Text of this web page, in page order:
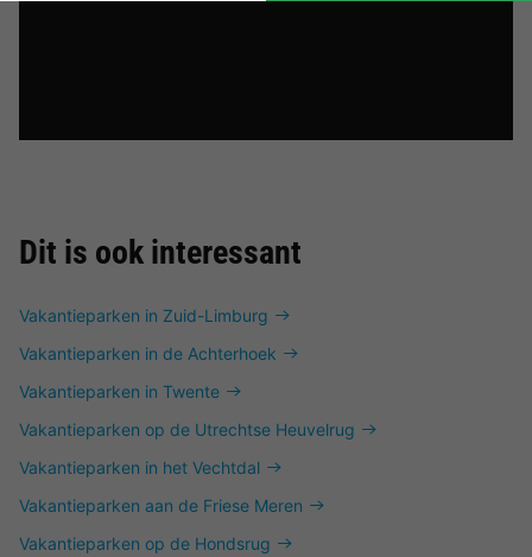
Dit is ook interessant
Vakantieparken in Zuid-Limburg
Vakantieparken in de Achterhoek
Vakantieparken in Twente
Vakantieparken op de Utrechtse Heuvelrug
Vakantieparken in het Vechtdal
Vakantieparken aan de Friese Meren
Vakantieparken op de Hondsrug